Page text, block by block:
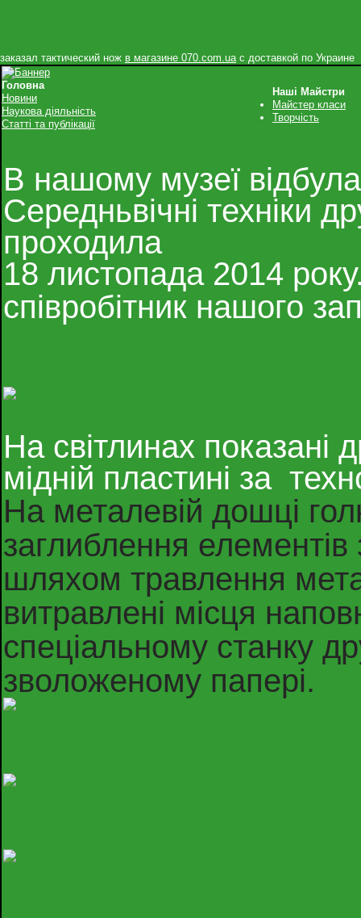
заказал тактический нож в магазине 070.com.uaс доставкой по Украине
Головна
Новини
Наукова діяльність
Статті та публікації
Наші Майстри
Майстер класи
Творчість
В нашому музеї
Середньвічні техніки
проходила
18 листопада 2014
співробітник нашого
На світлинах показані
мідній пластині за
На металевій дошці
заглиблення
шляхом травлення
витравлені місця
спеціальному станку
зволоженому папері.